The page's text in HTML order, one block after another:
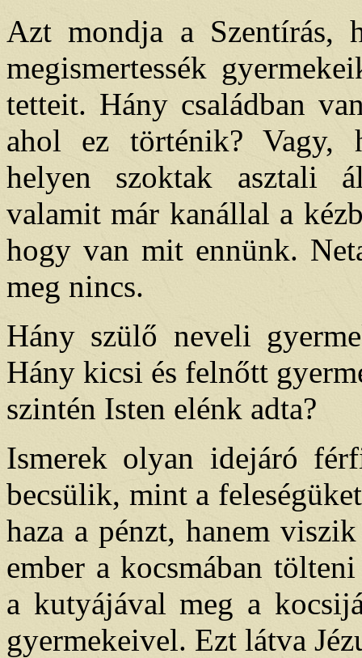
Azt mondja a Szentírás,
megismertessék
tetteit. Hány családban
ahol ez történik? Vagy,
helyen szoktak asztali
valamit már kanállal a
hogy van mit ennünk.
meg nincs.
Hány szülő neveli
Hány kicsi és felnőtt
szintén Isten elénk adta?
Ismerek olyan idejáró
becsülik, mint a
haza a pénzt, hanem
ember a kocsmában
a kutyájával meg a
gyermekeivel. Ezt látva